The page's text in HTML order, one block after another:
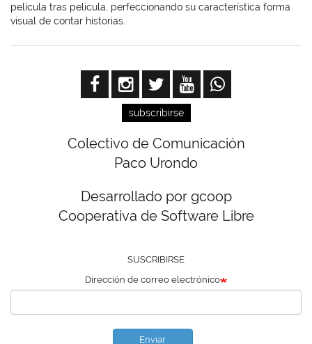
película tras película, perfeccionando su característica forma
visual de contar historias.
subscribirse
Colectivo de Comunicación
Paco Urondo
Desarrollado por gcoop
Cooperativa de Software Libre
SUSCRIBIRSE
Dirección de correo electrónico
Enviar